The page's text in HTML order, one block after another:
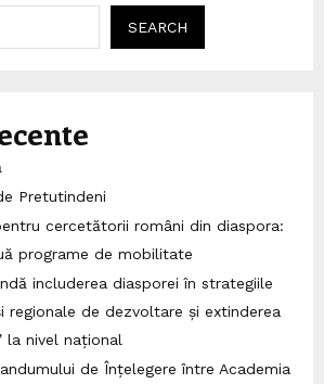
SEARCH
Pretutindeni
cercetătorii români din diaspora:
programe de mobilitate
includerea diasporei în strategiile
regionale de dezvoltare și extinderea
la nivel național
de Înțelegere între Academia